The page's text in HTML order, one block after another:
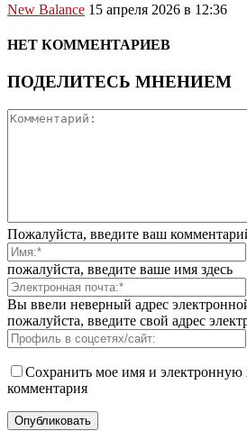
New Balance 15 апреля 2026 в 12:36
НЕТ КОММЕНТАРИЕВ
ПОДЕЛИТЕСЬ МНЕНИЕМ
Пожалуйста, введите ваш
пожалуйста, введите ваше имя здесь
Вы ввели неверный адрес
пожалуйста, введите свой адрес
Сохранить мое имя и электронную
комментария